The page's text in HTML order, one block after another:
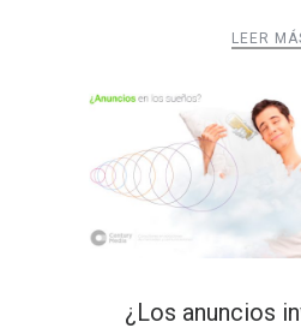
LEER
¿Los anuncios